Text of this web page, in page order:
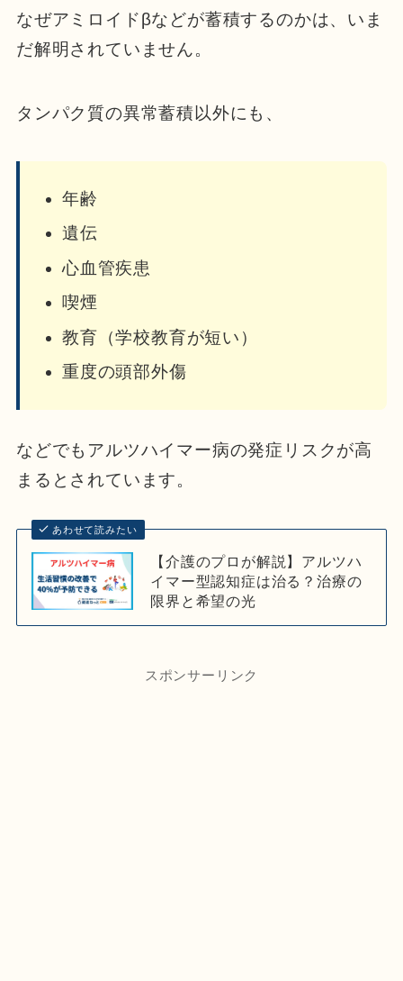
なぜアミロイドβなどが蓄積するのかは、いま
だ解明されていません。
タンパク質の異常蓄積以外にも、
年齢
遺伝
心血管疾患
喫煙
教育（学校教育が短い）
重度の頭部外傷
などでもアルツハイマー病の発症リスクが高
まるとされています。
あわせて読みたい
【介護のプロが解説】アルツハ
イマー型認知症は治る？治療の
限界と希望の光
スポンサーリンク